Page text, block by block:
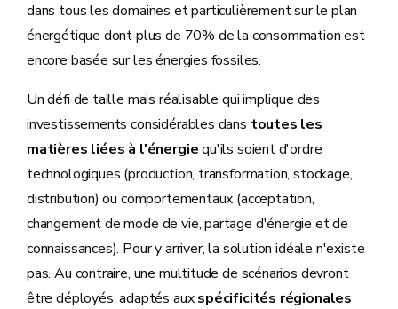
dans tous les domaines et particulièrement sur le plan
énergétique dont plus de 70% de la consommation est
encore basée sur les énergies fossiles.
Un défi de taille mais réalisable qui implique des
investissements considérables dans toutes les
matières liées à l'énergiequ'ils soient d'ordre
technologiques (production, transformation, stockage,
distribution) ou comportementaux (acceptation,
changement de mode de vie, partage d'énergie et de
connaissances). Pour y arriver, la solution idéale n'existe
pas. Au contraire, une multitude de scénarios devront
être déployés, adaptés auxspécificités régionales